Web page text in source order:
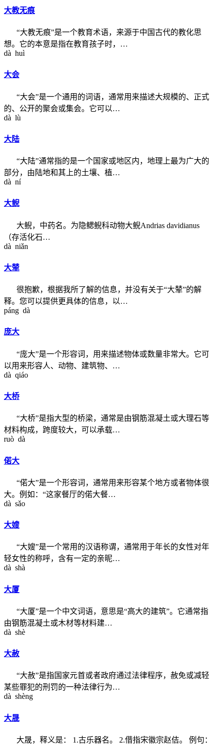
大教无痕
“大教无痕”是一个教育术语，来源于中国古代的教化思
想。它的本意是指在教育孩子时，…
dà huì
大会
“大会”是一个通用的词语，通常用来描述大规模的、正式
的、公开的聚会或集会。它可以…
dà lù
大陆
“大陆”通常指的是一个国家或地区内，地理上最为广大的
部分，由陆地和其上的土壤、植…
dà ní
大鲵
大鲵，中药名。为隐鳃鲵科动物大鲵Andrias davidianus
（存活化石…
dà niǎn
大辇
很抱歉，根据我所了解的信息，并没有关于“大辇”的解
释。您可以提供更具体的信息，以…
páng dà
庞大
“庞大”是一个形容词，用来描述物体或数量非常大。它可
以用来形容人、动物、建筑物、…
dà qiáo
大桥
“大桥”是指大型的桥梁，通常是由钢筋混凝土或大理石等
材料构成，跨度较大，可以承载…
ruò dà
偌大
“偌大”是一个形容词，通常用来形容某个地方或者物体很
大。例如：“这家餐厅的偌大餐…
dà sǎo
大嫂
“大嫂”是一个常用的汉语称谓，通常用于年长的女性对年
轻女性的称呼，含有一定的亲昵…
dà shà
大厦
“大厦”是一个中文词语，意思是“高大的建筑”。它通常指
由钢筋混凝土或木材等材料建…
dà shè
大赦
“大赦”是指国家元首或者政府通过法律程序，赦免或减轻
某些罪犯的刑罚的一种法律行为…
dà shèng
大晟
大晟，释义是： 1.古乐器名。 2.借指宋徽宗赵佶。 例句：